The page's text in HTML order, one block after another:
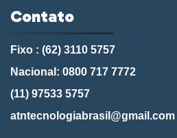
Contato
Fixo : (62) 3110 5757
Nacional: 0800 717 7772
(11) 97533 5757
atntecnologiabrasil@gmail.com